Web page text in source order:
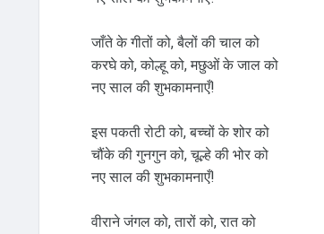
जाँते के गीतों को, बैलों की चाल को
करघे को, कोल्हू को, मछुओं के जाल को
नए साल की शुभकामनाएँ!
इस पकती रोटी को, बच्चों के शोर को
चौंके की गुनगुन को, चूल्हे की भोर को
नए साल की शुभकामनाएँ!
वीराने जंगल को, तारों को, रात को